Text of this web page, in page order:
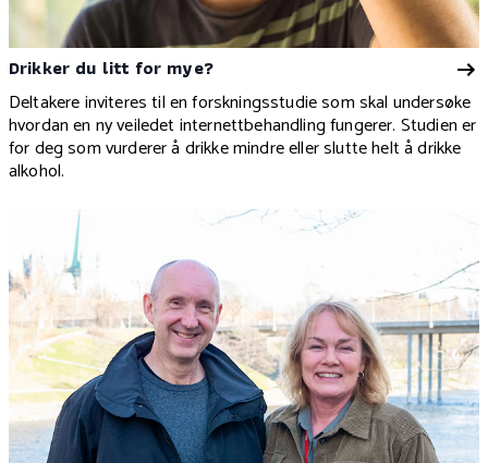
Drikker du litt for mye?
Deltakere inviteres til en forskningsstudie som skal undersøke
hvordan en ny veiledet internettbehandling fungerer. Studien er
for deg som vurderer å drikke mindre eller slutte helt å drikke
alkohol.